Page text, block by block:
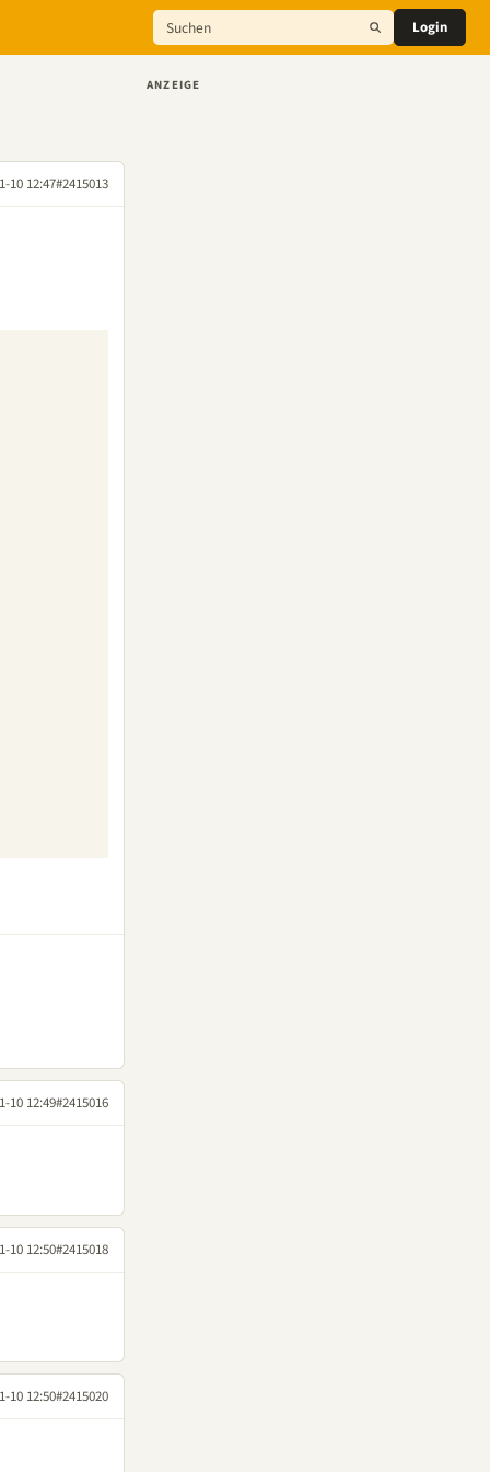
Login
10 12:47#2415013
10 12:49#2415016
10 12:50#2415018
10 12:50#2415020
ANZEIGE